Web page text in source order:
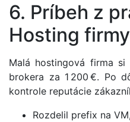
6. Príbeh z
Hosting firmy
Malá hostingová firma
brokera za 1 200 €. Po
kontrole reputácie
Rozdelil prefix na